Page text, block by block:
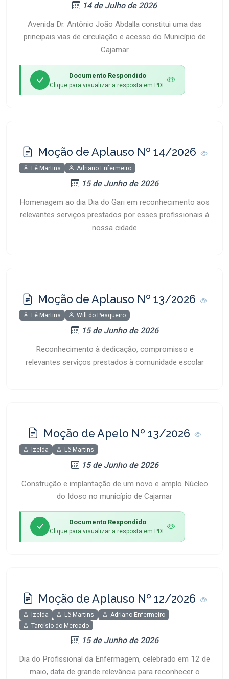
14 de Julho de 2026
Avenida Dr. Antônio João Abdalla constitui uma das
principais vias de circulação e acesso do Município de
Cajamar
Documento Respondido
Clique para visualizar a resposta em PDF
Moção de Aplauso Nº 14/2026
Lê Martins Adriano Enfermeiro
15 de Junho de 2026
Homenagem ao dia Dia do Gari em reconhecimento aos
relevantes serviços prestados por esses profissionais à
nossa cidade
Moção de Aplauso Nº 13/2026
Lê Martins Will do Pesqueiro
15 de Junho de 2026
Reconhecimento à dedicação, compromisso e
relevantes serviços prestados à comunidade escolar
Moção de Apelo Nº 13/2026
Izelda Lê Martins
15 de Junho de 2026
Construção e implantação de um novo e amplo Núcleo
do Idoso no município de Cajamar
Documento Respondido
Clique para visualizar a resposta em PDF
Moção de Aplauso Nº 12/2026
Izelda Lê Martins
Adriano Enfermeiro
Tarcísio do Mercado
15 de Junho de 2026
Dia do Profissional da Enfermagem, celebrado em 12 de
maio, data de grande relevância para reconhecer o